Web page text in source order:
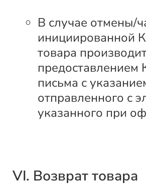
В случае отмены/
инициированной
товара
предоставлением
письма с
отправленного с
указанного при
VI. Возврат товара